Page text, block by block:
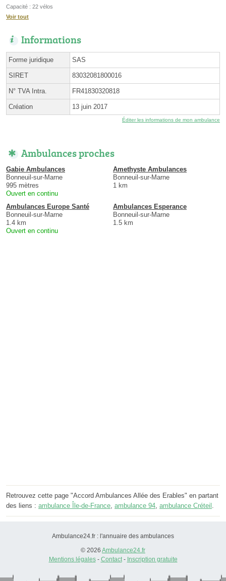
Capacité : 22 vélos
Voir tout
Informations
Forme juridique SAS
SIRET 83032081800016
N° TVA Intra. FR41830320818
Création 13 juin 2017
Éditer les informations de mon ambulance
Ambulances proches
Gabie Ambulances
Bonneuil-sur-Marne
995 mètres
Ouvert en continu
Amethyste Ambulances
Bonneuil-sur-Marne
1 km
Ambulances Europe Santé
Bonneuil-sur-Marne
1.4 km
Ouvert en continu
Ambulances Esperance
Bonneuil-sur-Marne
1.5 km
Retrouvez cette page "Accord Ambulances Allée des Erables" en partant
des liens : ambulance Île-de-France ambulance 94 ambulance Créteil
Ambulance24.fr : l'annuaire des ambulances
© 2026 Ambulance24.fr
Mentions légales- Contact- Inscription gratuite